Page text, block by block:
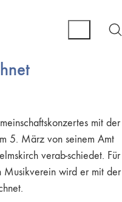
mit der
5. März von seinem Amt
verab-schiedet. Für
Musikverein wird er mit der